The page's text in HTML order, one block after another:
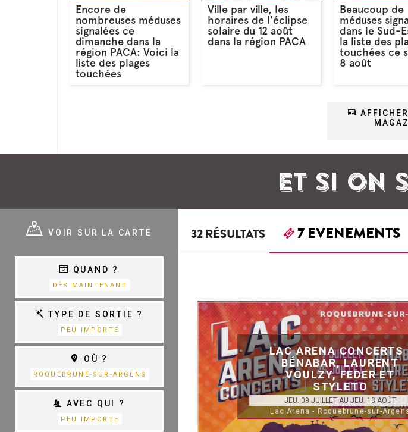
Encore de
nombreuses méduses
signalées ce
dimanche dans la
région PACA: Voici la
liste des plages
touchées
Ville par ville, les
horaires de l'éclipse
solaire du 12 août
dans la région PACA
Beaucoup de
méduses
dans le Sud-
la liste des
touchées ce
8 août
ET SI ON
VOIR SUR LA CARTE
QUAND ?
DÈS MAINTENANT
TYPE DE SORTIE ?
PEU IMPORTE
OÙ ?
ROQUEBRUNE-SUR-ARGENS
AVEC QUI ?
PEU IMPORTE
CHANSON &
32 RÉSULTATS 7 EVENEMENTS
LAC ARENA CONCERTS
BÉNABAR, LAURENT
VOULZY, FEDER ET
STYLETO
JEU. 09 JUILLET AU JEU. 13 AOÛT
Lac Arena - Roquebrune-sur-